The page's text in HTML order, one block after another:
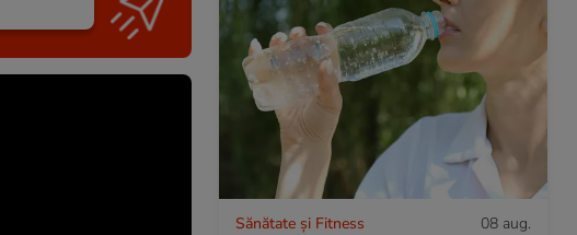
Sănătate și Fitness 08 aug.